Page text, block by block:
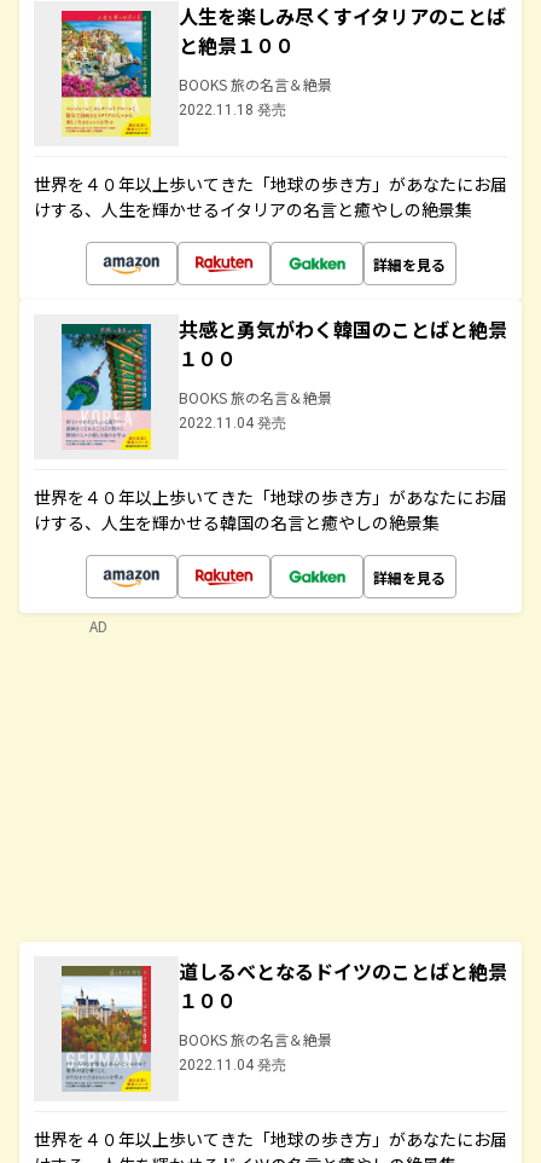
人生を楽しみ尽くすイタリアのことば
と絶景１００
BOOKS 旅の名言＆絶景
2022.11.18 発売
世界を４０年以上歩いてきた「地球の歩き方」があなたにお届
けする、人生を輝かせるイタリアの名言と癒やしの絶景集
詳細を見る
共感と勇気がわく韓国のことばと絶景
１００
BOOKS 旅の名言＆絶景
2022.11.04 発売
世界を４０年以上歩いてきた「地球の歩き方」があなたにお届
けする、人生を輝かせる韓国の名言と癒やしの絶景集
詳細を見る
道しるべとなるドイツのことばと絶景
１００
BOOKS 旅の名言＆絶景
2022.11.04 発売
世界を４０年以上歩いてきた「地球の歩き方」があなたにお届
AD